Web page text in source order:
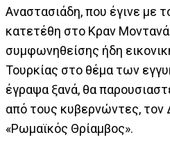
Αναστασιάδη, που έγινε με
κατετέθη στο Κραν Μοντανά
συμφωνηθείσης ήδη
Τουρκίας στο θέμα των
έγραψα ξανά, θα
από τους κυβερνώντες,
«Ρωμαϊκός Θρίαμβος».